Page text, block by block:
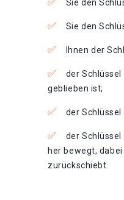
Sie den
Sie den
Ihnen der
der
geblieben ist;
der
der
her bewegt,
zurückschiebt.